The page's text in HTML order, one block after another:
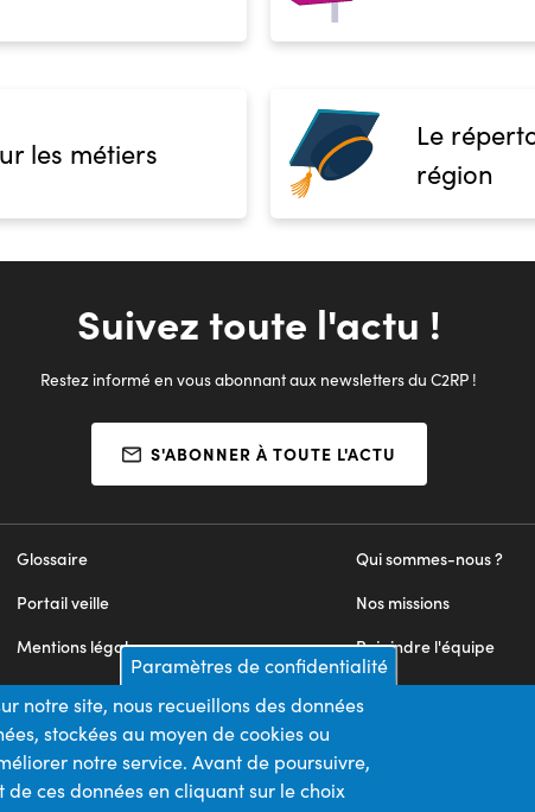
les métiers
Le
région
Suivez toute l'actu !
Restez informé en vous abonnant aux newsletters du C2RP !
S'ABONNER À TOUTE L'ACTU
Qui sommes-nous ?
Nos missions
Rejoindre l'équipe
Nous contacter
Glossaire
Portail veille
Mentions légales
Appels d'offres
Plan du site
Paramètres de confidentialité
notre site, nous recueillons des données
stockées au moyen de cookies ou
notre service. Avant de poursuivre,
ces données en cliquant sur le choix